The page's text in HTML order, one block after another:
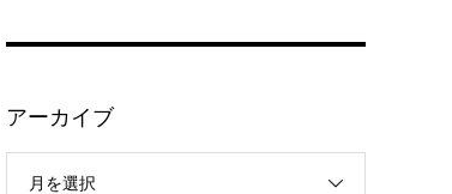
アーカイブ
月を選択